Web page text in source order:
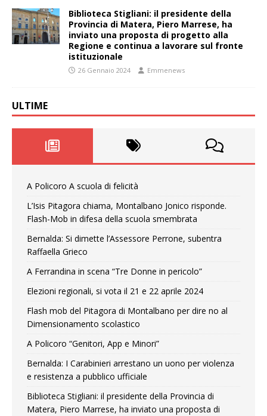
Biblioteca Stigliani: il presidente della
Provincia di Matera, Piero Marrese, ha
inviato una proposta di progetto alla
Regione e continua a lavorare sul fronte
istituzionale
26 Gennaio 2024 Emmenews
ULTIME
A Policoro A scuola di felicità
L’Isis Pitagora chiama, Montalbano Jonico risponde.
Flash-Mob in difesa della scuola smembrata
Bernalda: Si dimette l’Assessore Perrone, subentra
Raffaella Grieco
A Ferrandina in scena “Tre Donne in pericolo”
Elezioni regionali, si vota il 21 e 22 aprile 2024
Flash mob del Pitagora di Montalbano per dire no al
Dimensionamento scolastico
A Policoro “Genitori, App e Minori”
Bernalda: I Carabinieri arrestano un uono per violenza
e resistenza a pubblico ufficiale
Biblioteca Stigliani: il presidente della Provincia di
Matera, Piero Marrese, ha inviato una proposta di